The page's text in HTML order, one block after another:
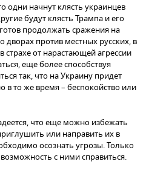
одни начнут клясть украинцев
будут клясть Трампа и его
продолжать сражения на
дворах против местных русских, в
страхе от нарастающей агрессии
еще более способствуя
так, что на Украину придет
то же время – беспокойство или
что еще можно избежать
или направить их в
осознать угрозы. Только
с ними справиться.